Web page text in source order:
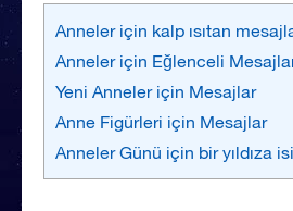
Anneler için kalp ısıtan
Anneler için Eğlenceli
Yeni Anneler için Mesajlar
Anne Figürleri için Mesajlar
Anneler Günü için bir yıldıza